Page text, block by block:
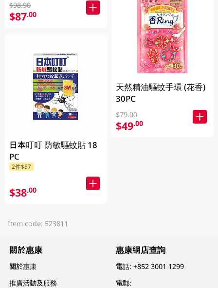
$98.90
$87.00
日本叮叮 防敏驅蚊貼 18
PC
2件$57
$38.00
天然精油驅蚊手環 (花香)
30PC
$79.00
$49.00
Item code: 523811
關於惠康
關於惠康
推廣活動及服務
惠康網店查詢
電話:+852 3001 1299
電郵: